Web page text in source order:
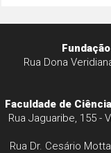
Rua Dona
Faculdade de
Rua Jaguaribe, 155 -
Rua Dr. Cesário